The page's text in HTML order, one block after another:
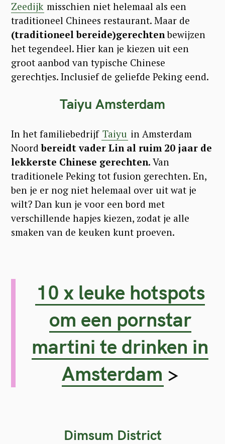
Zeedijk misschien niet helemaal als een
traditioneel Chinees restaurant. Maar de
(traditioneel bereide)gerechtenbewijzen
het tegendeel. Hier kan je kiezen uit een
groot aanbod van typische Chinese
gerechtjes. Inclusief de geliefde Peking eend.
Taiyu Amsterdam
In het familiebedrijf Taiyu in Amsterdam
Noord bereidt vader Lin al ruim 20 jaar de
lekkerste Chinese gerechten. Van
traditionele Peking tot fusion gerechten. En,
ben je er nog niet helemaal over uit wat je
wilt? Dan kun je voor een bord met
verschillende hapjes kiezen, zodat je alle
smaken van de keuken kunt proeven.
10 x leuke hotspots
om een pornstar
martini te drinken in
Amsterdam >
Dimsum District